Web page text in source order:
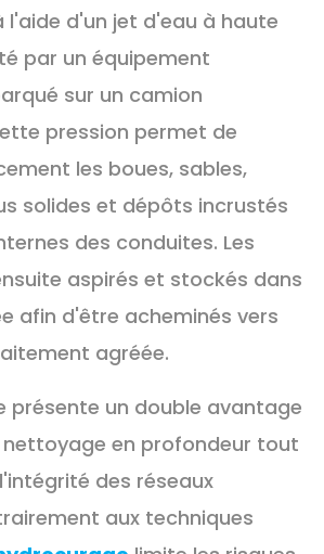
l'aide d'un jet d'eau à haute
par un équipement
sur un camion
pression permet de
les boues, sables,
solides et dépôts incrustés
des conduites. Les
aspirés et stockés dans
afin d'être acheminés vers
agréée.
présente un double avantage
nettoyage en profondeur tout
des réseaux
aux techniques